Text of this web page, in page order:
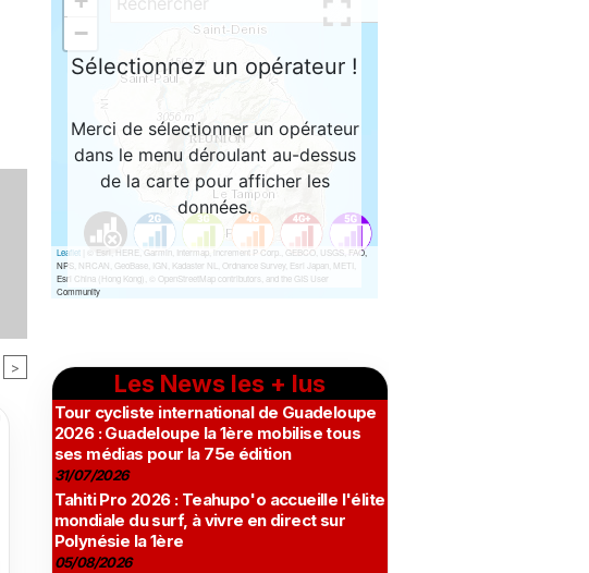
>
Les News les + lus
Tour cycliste international de Guadeloupe
2026 : Guadeloupe la 1ère mobilise tous
ses médias pour la 75e édition
31/07/2026
Tahiti Pro 2026 : Teahupo'o accueille l'élite
mondiale du surf, à vivre en direct sur
Polynésie la 1ère
05/08/2026